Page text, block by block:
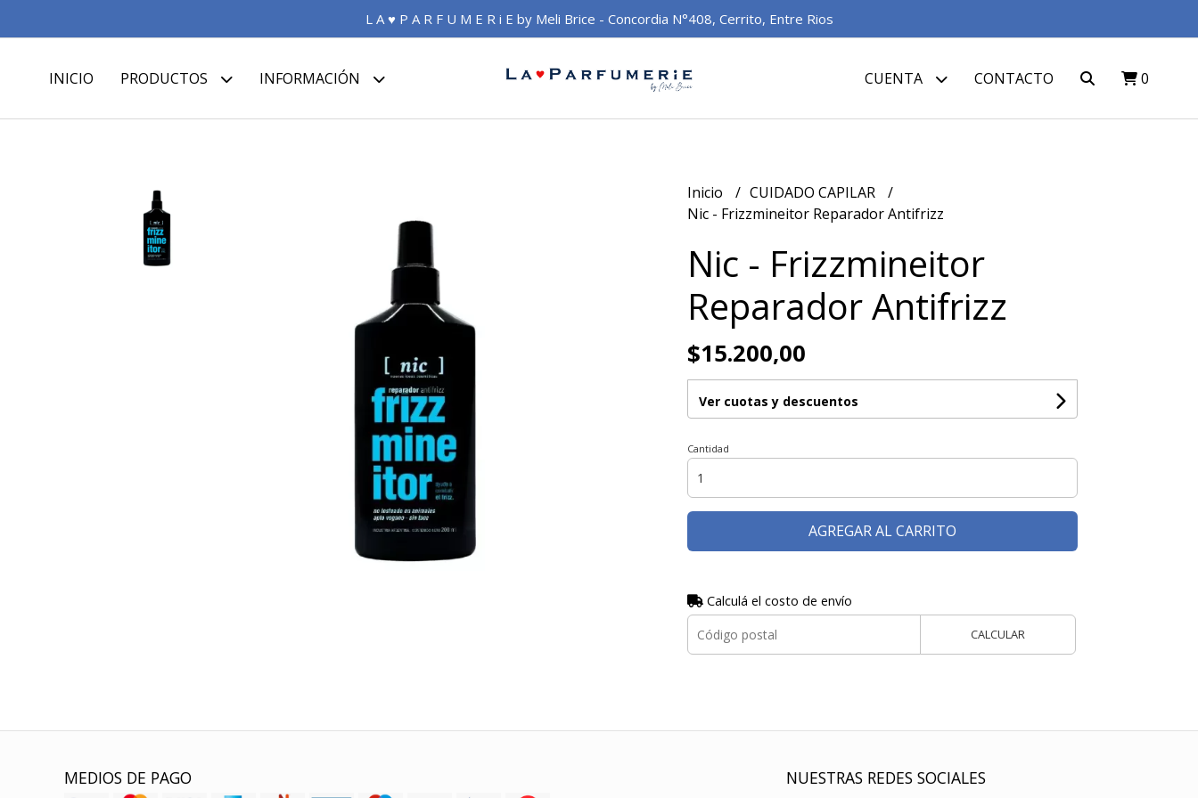
L A ♥ P A R F U M E R i E by Meli Brice - Concordia N°408, Cerrito, Entre Rios
INICIO PRODUCTOS INFORMACIÓN CUENTA CONTACTO 0
Inicio
CUIDADO CAPILAR
Nic - Frizzmineitor Reparador Antifrizz
Nic - Frizzmineitor
Reparador Antifrizz
$15.200,00
Ver cuotas y descuentos
Cantidad
AGREGAR AL CARRITO
Calculá el costo de envío
CALCULAR
MEDIOS DE PAGO NUESTRAS REDES SOCIALES